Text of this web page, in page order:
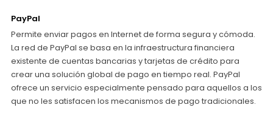
PayPal
Permite enviar pagos en Internet de forma segura y cómoda.
La red de PayPal se basa en la infraestructura financiera
existente de cuentas bancarias y tarjetas de crédito para
crear una solución global de pago en tiempo real. PayPal
ofrece un servicio especialmente pensado para aquellos a los
que no les satisfacen los mecanismos de pago tradicionales.